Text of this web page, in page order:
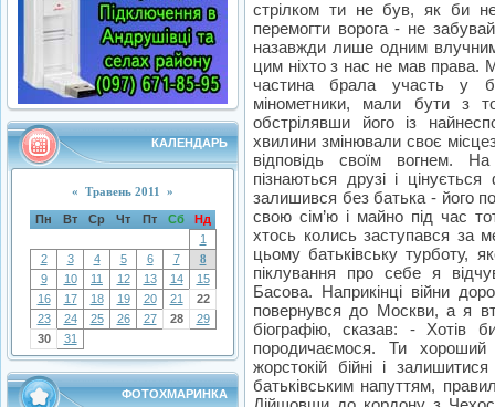
КАЛЕНДАРЬ
« Травень 2011 »
Пн Вт Ср Чт Пт Сб
Нд
1
2
3 4 5 6 7
8
9
10 11 12 13 14
15
16
17 18 19 20 21
22
23
24 25 26 27 28
29
30
31
ФОТОХМАРИНКА
стрілком ти не був, як би
перемогти ворога - не
назавжди лише одним
цим ніхто з нас не мав права.
частина брала участь у
мінометники, мали бути з
обстрілявши його із
хвилини змінювали своє
відповідь своїм вогнем.
пізнаються друзі і
залишився без батька - його
свою сім’ю і майно під час
хтось колись заступався за
цьому батьківську турботу,
піклування про себе я
Басова. Наприкінці війни
повернувся до Москви, а я
біографію, сказав: - Хотів
породичаємося. Ти
жорстокій бійні і
батьківським напуттям,